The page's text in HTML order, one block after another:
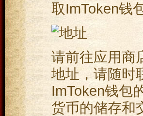
取ImToken钱
请前往应用商
地址，请随时
ImToken钱包
货币的储存和